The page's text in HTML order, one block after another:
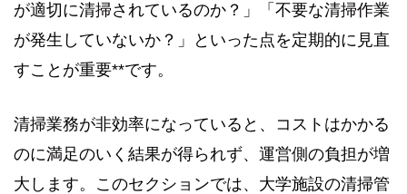
が適切に清掃されているのか？」「不要な清掃作業
が発生していないか？」といった点を定期的に見直
すことが重要**です。
清掃業務が非効率になっていると、コストはかかる
のに満足のいく結果が得られず、運営側の負担が増
大します。このセクションでは、大学施設の清掃管